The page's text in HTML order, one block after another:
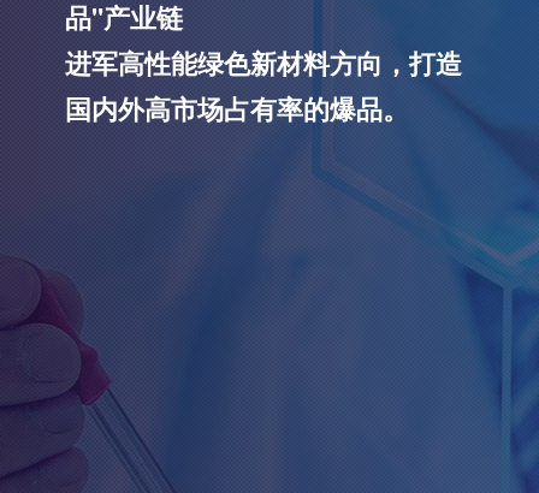
品"产业链
进军高性能绿色新材料方向，打造
国内外高市场占有率的爆品。